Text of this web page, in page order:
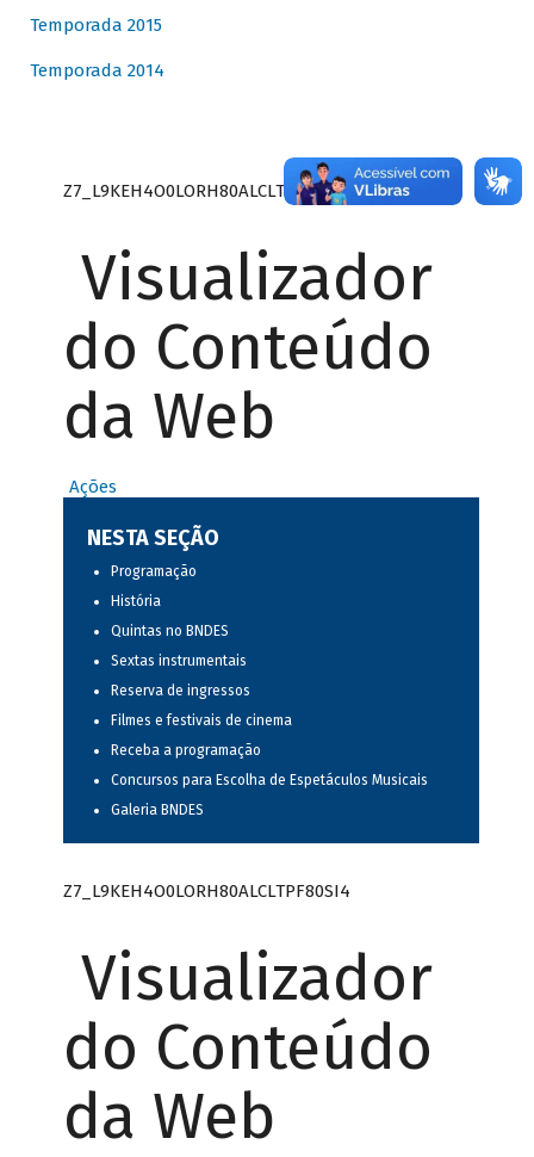
Temporada 2015
Temporada 2014
Z7_L9KEH4O0LORH80ALCLTPF80S27
Visualizador
do Conteúdo
da Web
Ações
NESTA SEÇÃO
Programação
História
Quintas no BNDES
Sextas instrumentais
Reserva de ingressos
Filmes e festivais de cinema
Receba a programação
Concursos para Escolha de Espetáculos Musicais
Galeria BNDES
Z7_L9KEH4O0LORH80ALCLTPF80SI4
Visualizador
do Conteúdo
da Web